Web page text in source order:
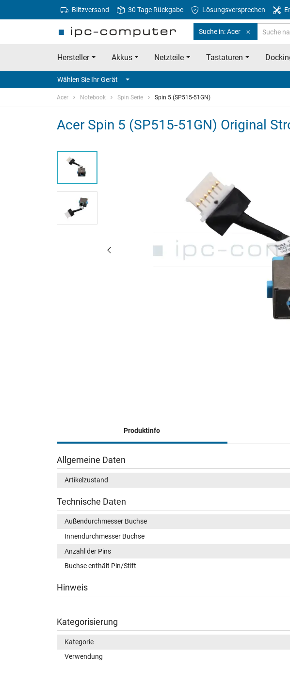
Blitzversand 30 Tage Rückgabe Lösungsversprechen
Suche in: Acer
Hersteller Akkus Netzteile Tastaturen
Wählen Sie Ihr Gerät
Acer Notebook Spin Serie Spin 5 (SP515-51GN)
Acer Spin 5 (SP515-51GN) Original
Produktinfo
Allgemeine Daten
Artikelzustand
Technische Daten
Außendurchmesser Buchse
Innendurchmesser Buchse
Anzahl der Pins
Buchse enthält Pin/Stift
Hinweis
Kategorisierung
Kategorie
Verwendung